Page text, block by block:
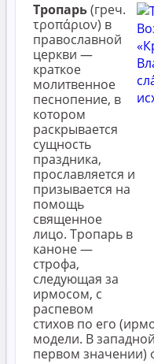
Тропарь(греч.
τροπάριον) в
православной
церкви —
краткое
молитвенное
песнопение, в
котором
раскрывается
сущность
праздника,
прославляется и
призывается на
помощь
священное
лицо. Тропарь в
каноне —
строфа,
следующая за
ирмосом, с
распевом
стихов по его
модели. В
первом значении)